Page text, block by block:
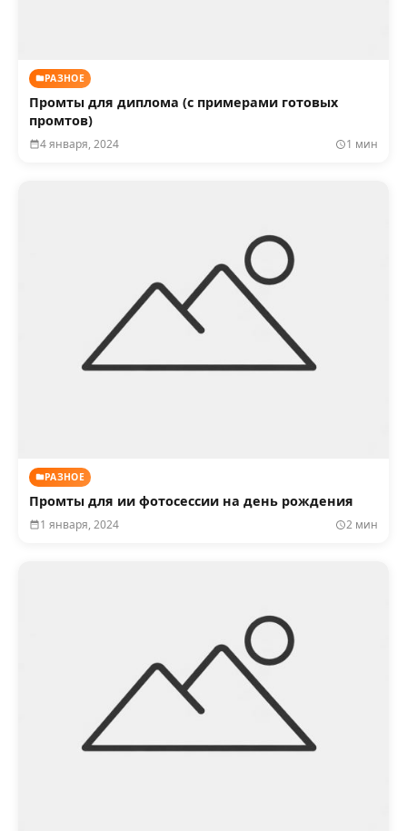
РАЗНОЕ
Промты для диплома (с примерами готовых
промтов)
4 января, 2024 1 мин
РАЗНОЕ
Промты для ии фотосессии на день рождения
1 января, 2024 2 мин